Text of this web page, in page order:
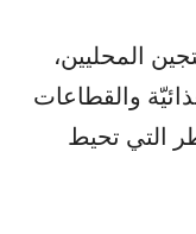
المحليين،
والقطاعات
التي تحيط